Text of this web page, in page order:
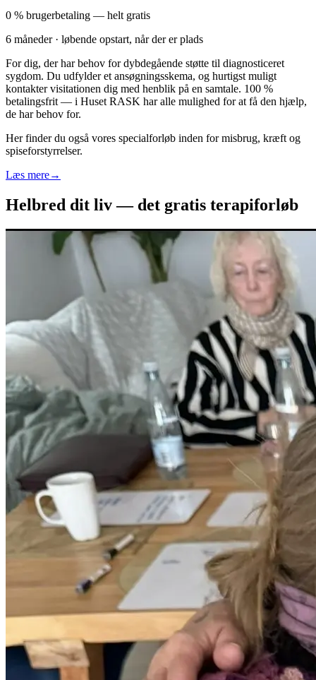
0 % brugerbetaling — helt gratis
6 måneder · løbende opstart, når der er plads
For dig, der har behov for dybdegående støtte til diagnosticeret
sygdom. Du udfylder et ansøgningsskema, og hurtigst muligt
kontakter visitationen dig med henblik på en samtale. 100 %
betalingsfrit — i Huset RASK har alle mulighed for at få den hjælp,
de har behov for.
Her finder du også vores specialforløb inden for misbrug, kræft og
spiseforstyrrelser.
Læs mere→
Helbred dit liv — det gratis terapiforløb